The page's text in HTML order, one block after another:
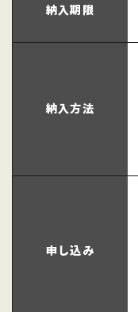
納入期限
納入方法
申し込み